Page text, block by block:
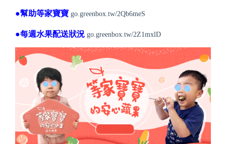
●幫助等家寶寶 go.greenbox.tw/2Qb6meS
●每週水果配送狀況 go.greenbox.tw/2Z1mxlD